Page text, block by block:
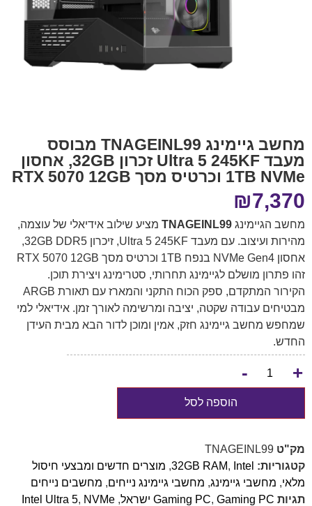
מחשב גיימינג TNAGEINL99 מבוסס
מעבד Ultra 5 245KF זכרון 32GB, אחסון
1TB NVMe וכרטיס מסך RTX 5070 12GB
₪7,370
מחשב הגיימינג TNAGEINL99 מציע שילוב אידיאלי של עוצמה,
מהירות ועיצוב. עם מעבד Ultra 5 245KF, זיכרון 32GB DDR5,
אחסון NVMe Gen4 בנפח 1TB וכרטיס מסך RTX 5070 12GB
זהו פתרון מושלם לגיימינג תחרותי, סטרימינג ויצירת תוכן.
הקירור המתקדם, ספק הכוח התקני והמארז עם תאורת ARGB
מבטיחים עבודה שקטה, יציבה ומרשימה לאורך זמן. אידיאלי למי
שמחפש מחשב גיימינג חזק, אמין ומוכן לדור הבא מבית העידן
החדש.
+
-
הוספה לסל
מק"ט TNAGEINL99
קטגוריות:
32GB RAM, Intel
, מוצרים חדשים ומבצעי חיסול
מלאי, מחשבי גיימינג, מחשבי גיימינג נייחים, מחשבים נייחים
תגיות
Gaming PC, Gaming PC ישראל ,
Intel Ultra 5, NVMe